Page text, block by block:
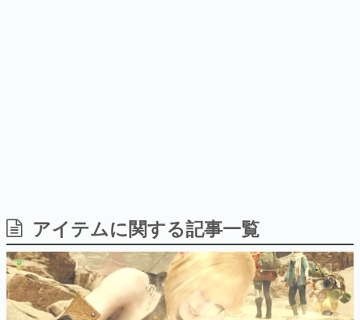
日本のコンテンツ産業やカルチャーに与えた影響を探る企
画です。
日本モバイルゲーム産業史
日本のモバイルゲーム史における主要なトピック・タイト
ルを網羅するほか、開発者へのインタビューや識者による
解説を掲載。約20年の歴史が一望できる決定版！
アイテムに関する記事一覧